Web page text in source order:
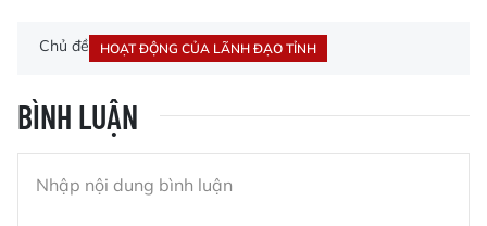
Chủ đề HOẠT ĐỘNG CỦA LÃNH ĐẠO TỈNH
BÌNH LUẬN